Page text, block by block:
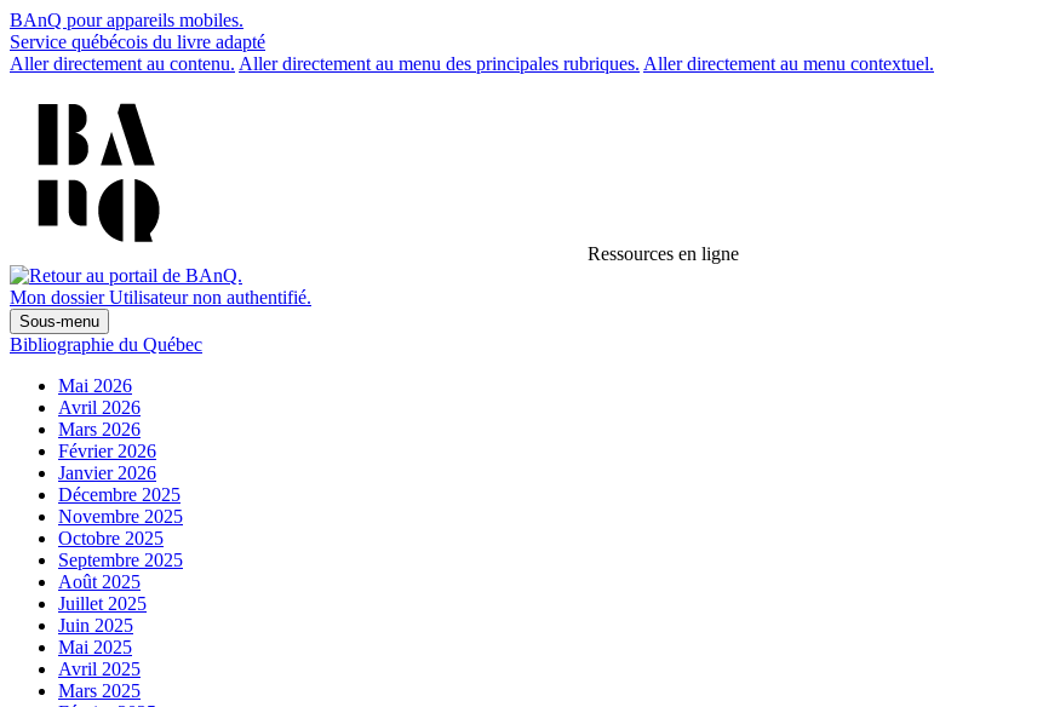
BAnQ pour appareils mobiles.
Service québécois du livre adapté
Aller directement au contenu. Aller directement au menu des principales rubriques. Aller directement au menu contextuel.
Ressources en ligne
Mon dossier Utilisateur non authentifié.
Sous-menu
Bibliographie du Québec
Mai 2026
Avril 2026
Mars 2026
Février 2026
Janvier 2026
Décembre 2025
Novembre 2025
Octobre 2025
Septembre 2025
Août 2025
Juillet 2025
Juin 2025
Mai 2025
Avril 2025
Mars 2025